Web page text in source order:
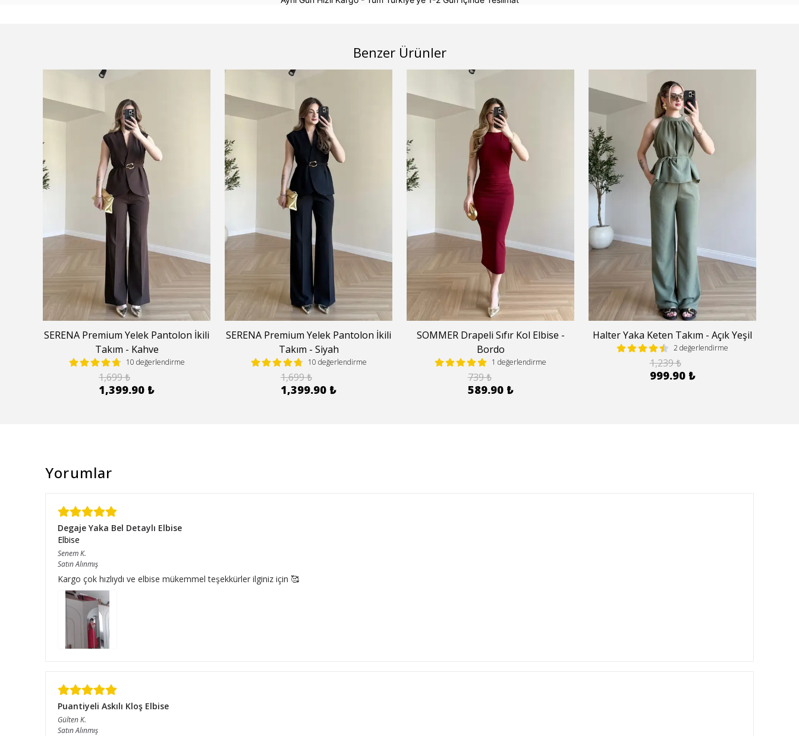
Benzer Ürünler
SERENA Premium Yelek Pantolon İkili
Takım - Kahve
10 değerlendirme
1,699 ₺
1,399.90 ₺
SERENA Premium Yelek Pantolon İkili
Takım - Siyah
10 değerlendirme
1,699 ₺
1,399.90 ₺
SOMMER Drapeli Sıfır Kol Elbise -
Bordo
1 değerlendirme
739 ₺
589.90 ₺
Halter Yaka Keten Takım - Açık Yeşil
2 değerlendirme
1,239 ₺
999.90 ₺
Yorumlar
Degaje Yaka Bel Detaylı Elbise
Elbise
SenemK.
Satın Alınmış
Kargo çok hızlıydı ve elbise mükemmel teşekkürler ilginiz için 🥰
Puantiyeli Askılı Kloş Elbise
GültenK.
Satın Alınmış